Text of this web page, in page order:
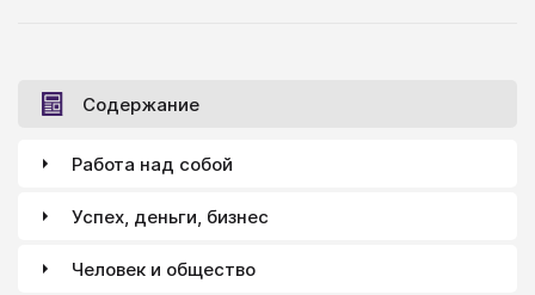
Содержание
Работа над собой
Успех, деньги, бизнес
Человек и общество